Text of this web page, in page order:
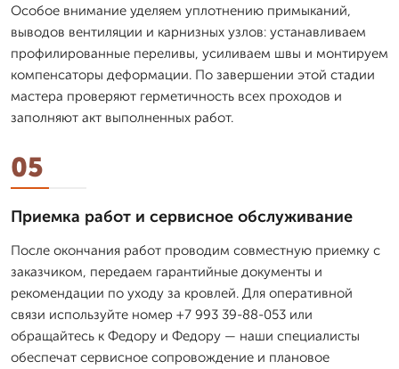
Особое внимание уделяем уплотнению примыканий,
выводов вентиляции и карнизных узлов: устанавливаем
профилированные переливы, усиливаем швы и монтируем
компенсаторы деформации. По завершении этой стадии
мастера проверяют герметичность всех проходов и
заполняют акт выполненных работ.
05
Приемка работ и сервисное обслуживание
После окончания работ проводим совместную приемку с
заказчиком, передаем гарантийные документы и
рекомендации по уходу за кровлей. Для оперативной
связи используйте номер +7 993 39-88-053 или
обращайтесь к Федору и Федору — наши специалисты
обеспечат сервисное сопровождение и плановое